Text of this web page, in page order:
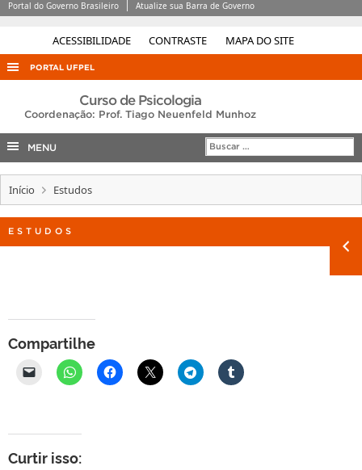
ACESSIBILIDADE CONTRASTE MAPA DO SITE
Portal do Governo Brasileiro Atualize sua Barra de Governo
PORTAL UFPEL
ACESSO À INFORMAÇÃO
AUDITORIA
COBALTO
CONCURSOS
EDITAIS
INTERNACIONAL
Curso de Psicologia
Coordenação: Prof. Tiago Neuenfeld Munhoz
MENU
Início Estudos
ESTUDOS
Compartilhe
Curtir isso: